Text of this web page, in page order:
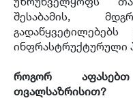
შესაბამის,
ინფრასტრუქტურული
როგორ
თვალსაზრისით?